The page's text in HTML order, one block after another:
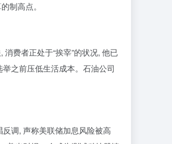
制高点。
费者正处于“挨宰”的状况, 他已
之前压低生活成本。石油公司
调, 声称美联储加息风险被高